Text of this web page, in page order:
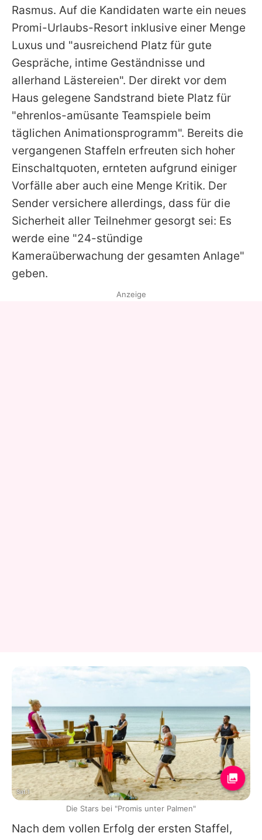
Rasmus. Auf die Kandidaten warte ein neues
Promi-Urlaubs-Resort inklusive einer Menge
Luxus und "ausreichend Platz für gute
Gespräche, intime Geständnisse und
allerhand Lästereien". Der direkt vor dem
Haus gelegene Sandstrand biete Platz für
"ehrenlos-amüsante Teamspiele beim
täglichen Animationsprogramm". Bereits die
vergangenen Staffeln erfreuten sich hoher
Einschaltquoten, ernteten aufgrund einiger
Vorfälle aber auch eine Menge Kritik. Der
Sender versichere allerdings, dass für die
Sicherheit aller Teilnehmer gesorgt sei: Es
werde eine "24-stündige
Kameraüberwachung der gesamten Anlage"
geben.
Nach dem vollen Erfolg der ersten Staffel,
Anzeige
Sat.1
Die Stars bei "Promis unter Palmen"